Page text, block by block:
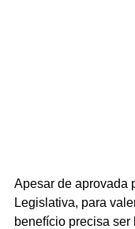
Apesar de aprovada
Legislativa, para
benefício precisa ser